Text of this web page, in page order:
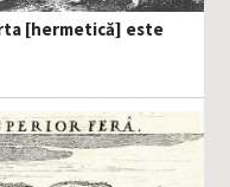
[hermetică] este